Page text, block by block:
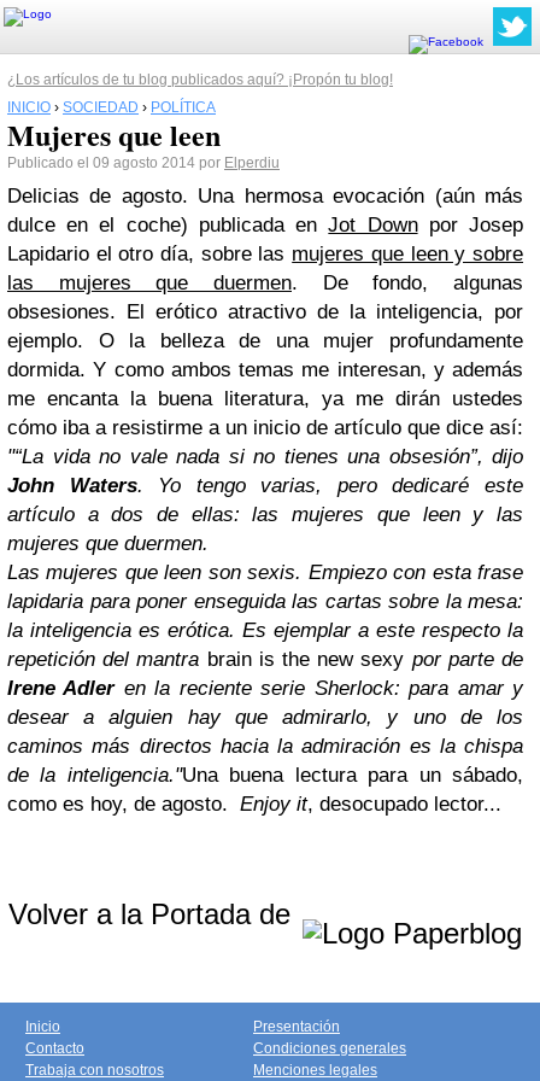
¿Los artículos de tu blog publicados aquí? ¡Propón tu blog!
INICIO › SOCIEDAD › POLÍTICA
Mujeres que leen
Publicado el 09 agosto 2014 por Elperdiu
Delicias de agosto. Una hermosa evocación (aún más
dulce en el coche) publicada enJot Downpor Josep
Lapidario el otro día, sobre las mujeres que leen y sobre
las mujeres que duermen. De fondo, algunas
obsesiones. El erótico atractivo de la inteligencia, por
ejemplo. O la belleza de una mujer profundamente
dormida. Y como ambos temas me interesan, y además
me encanta la buena literatura, ya me dirán ustedes
cómo iba a resistirme a un inicio de artículo que dice así:
"“La vida no vale nada si no tienes una obsesión”, dijo
John Waters. Yo tengo varias, pero dedicaré este
artículo a dos de ellas: las mujeres que leen y las
mujeres que duermen.
Las mujeres que leen son sexis. Empiezo con esta frase
lapidaria para poner enseguida las cartas sobre la mesa:
la inteligencia es erótica. Es ejemplar a este respecto la
repetición del mantra brain is the new sexy por parte de
Irene Adleren la reciente serie Sherlock: para amar y
desear a alguien hay que admirarlo, y uno de los
caminos más directos hacia la admiración es la chispa
de la inteligencia."Una buena lectura para un sábado,
como es hoy, de agosto. Enjoy it, desocupado lector...
Volver a la Portada de
Inicio
Contacto
Trabaja con nosotros
Presentación
Condiciones generales
Menciones legales